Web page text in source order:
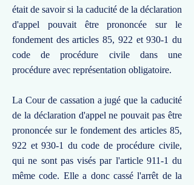
était de savoir si la caducité de la déclaration
d'appel pouvait être prononcée sur le
fondement des articles 85, 922 et 930-1 du
code de procédure civile dans une
procédure avec représentation obligatoire.
La Cour de cassation a jugé que la caducité
de la déclaration d'appel ne pouvait pas être
prononcée sur le fondement des articles 85,
922 et 930-1 du code de procédure civile,
qui ne sont pas visés par l'article 911-1 du
même code. Elle a donc cassé l'arrêt de la